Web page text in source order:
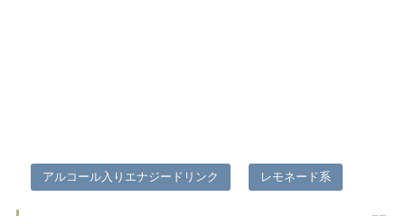
アルコール入りエナジードリンク レモネード系